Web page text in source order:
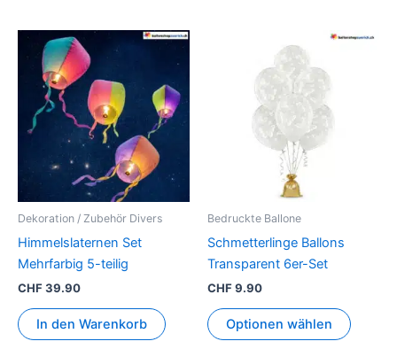
Dekoration / Zubehör Divers
Himmelslaternen Set
Mehrfarbig 5-teilig
CHF39.90
In den Warenkorb
Bedruckte Ballone
Schmetterlinge Ballons
Transparent 6er-Set
CHF9.90
Optionen wählen